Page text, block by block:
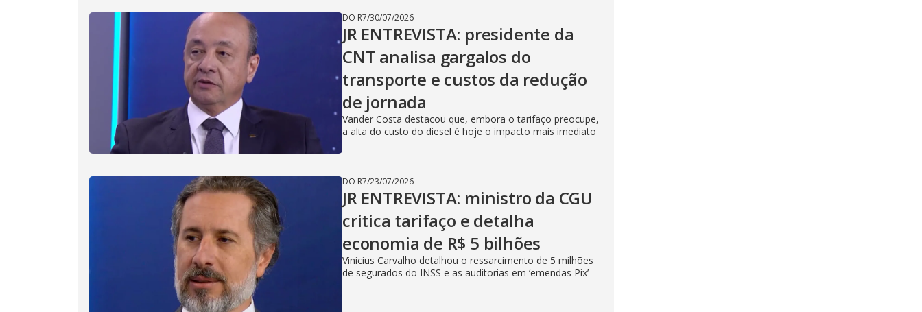
DO R7/30/07/2026
JR ENTREVISTA: presidente da
CNT analisa gargalos do
transporte e custos da redução
de jornada
Vander Costa destacou que, embora o tarifaço preocupe,
a alta do custo do diesel é hoje o impacto mais imediato
DO R7/23/07/2026
JR ENTREVISTA: ministro da CGU
critica tarifaço e detalha
economia de R$ 5 bilhões
Vinicius Carvalho detalhou o ressarcimento de 5 milhões
de segurados do INSS e as auditorias em ‘emendas Pix’